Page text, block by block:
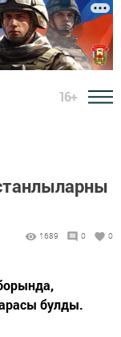
16+
1689 0 0
булды.